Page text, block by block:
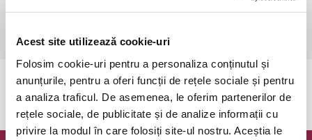
Acest site utilizează cookie-uri
Folosim cookie-uri pentru a personaliza conținutul și
anunțurile, pentru a oferi funcții de rețele sociale și pentru
a analiza traficul. De asemenea, le oferim partenerilor de
rețele sociale, de publicitate și de analize informații cu
privire la modul în care folosiți site-ul nostru. Aceștia le
Copiii peste 2 ani platesc bilet! Biletul de adulti costa 30 RON!
Evenimentul a expirat.